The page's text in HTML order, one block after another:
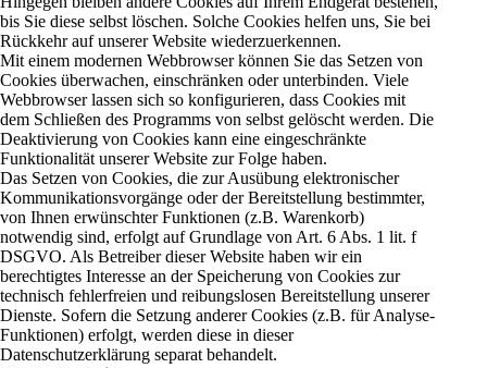
bis Sie diese selbst löschen. Solche Cookies helfen uns, Sie bei
Rückkehr auf unserer Website wiederzuerkennen.
Mit einem modernen Webbrowser können Sie das Setzen von
Cookies überwachen, einschränken oder unterbinden. Viele
Webbrowser lassen sich so konfigurieren, dass Cookies mit
dem Schließen des Programms von selbst gelöscht werden. Die
Deaktivierung von Cookies kann eine eingeschränkte
Funktionalität unserer Website zur Folge haben.
Das Setzen von Cookies, die zur Ausübung elektronischer
Kommunikationsvorgänge oder der Bereitstellung bestimmter,
von Ihnen erwünschter Funktionen (z.B. Warenkorb)
notwendig sind, erfolgt auf Grundlage von Art. 6 Abs. 1 lit. f
DSGVO. Als Betreiber dieser Website haben wir ein
berechtigtes Interesse an der Speicherung von Cookies zur
technisch fehlerfreien und reibungslosen Bereitstellung unserer
Dienste. Sofern die Setzung anderer Cookies (z.B. für Analyse-
Funktionen) erfolgt, werden diese in dieser
Datenschutzerklärung separat behandelt.